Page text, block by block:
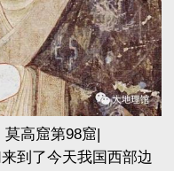
高窟第98窟|
了今天我国西部边